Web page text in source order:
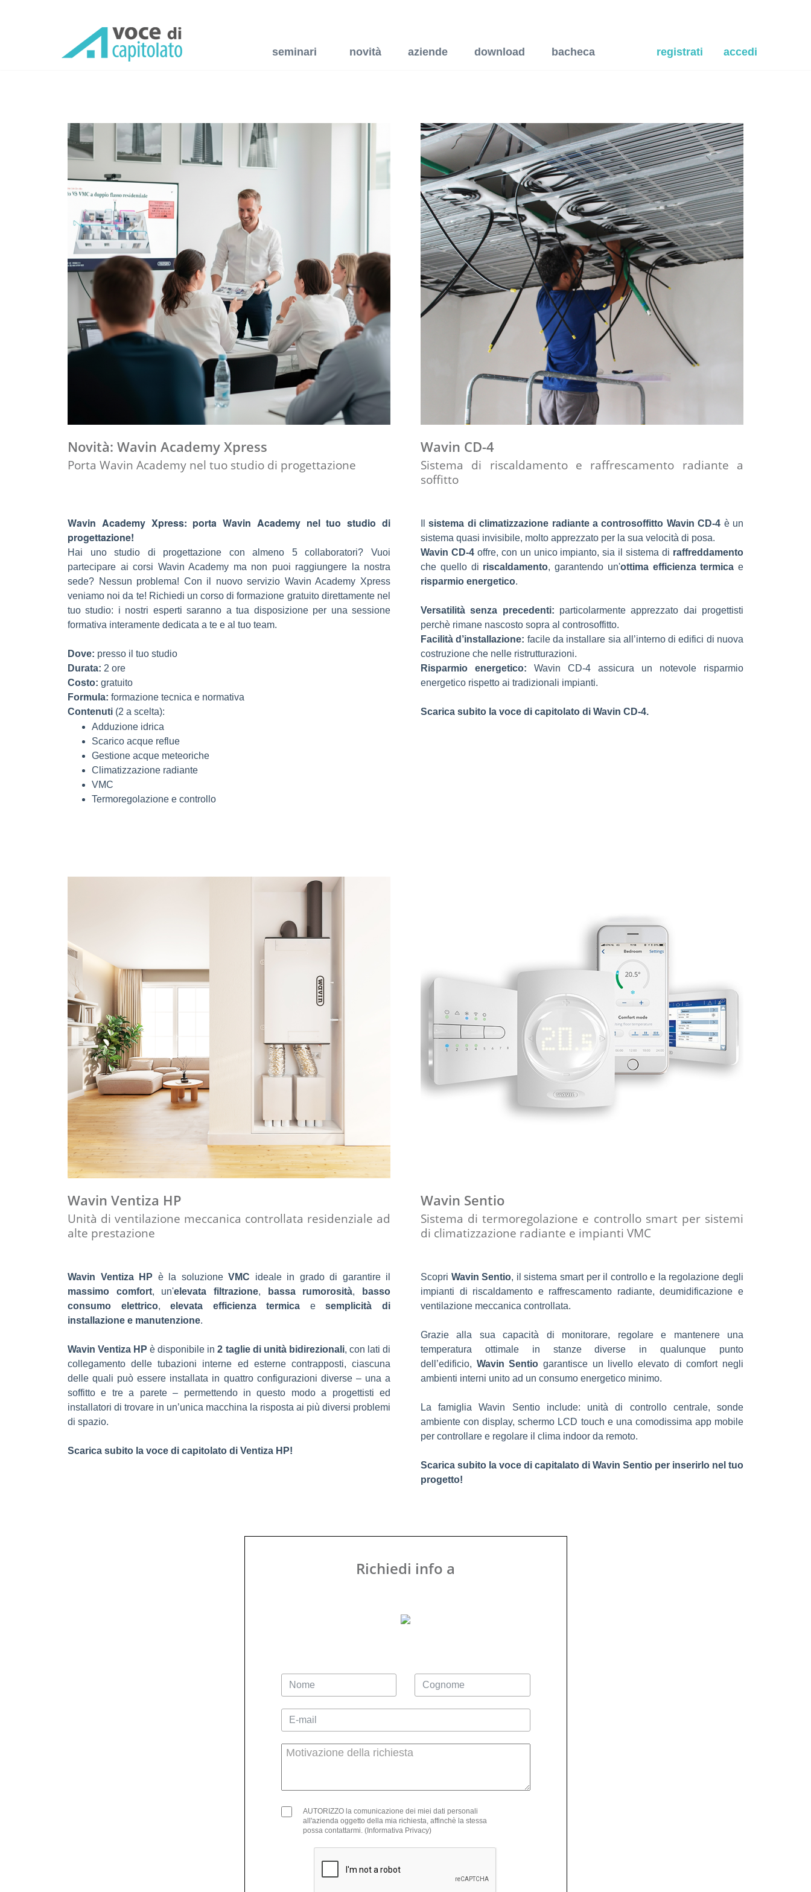
seminari novità aziende download bacheca registrati accedi
Novità: Wavin Academy Xpress
Porta Wavin Academy nel tuo studio di progettazione
Wavin Academy Xpress: porta Wavin Academy nel tuo studio di
progettazione!
Hai uno studio di progettazione con almeno 5 collaboratori? Vuoi
partecipare ai corsi Wavin Academy ma non puoi raggiungere la nostra
sede? Nessun problema! Con il nuovo servizio Wavin Academy Xpress
veniamo noi da te! Richiedi un corso di formazione gratuito direttamente nel
tuo studio: i nostri esperti saranno a tua disposizione per una sessione
formativa interamente dedicata a te e al tuo team.
Dove: presso il tuo studio
Durata: 2 ore
Costo: gratuito
Formula: formazione tecnica e normativa
Contenuti (2 a scelta):
Adduzione idrica
Scarico acque reflue
Gestione acque meteoriche
Climatizzazione radiante
VMC
Termoregolazione e controllo
Wavin CD-4
Sistema di riscaldamento e raffrescamento radiante a
soffitto
Ilsistema di climatizzazione radiante a controsoffitto Wavin CD-4 è un
sistema quasi invisibile, molto apprezzato per la sua velocità di posa.
Wavin CD-4offre, con un unico impianto, sia il sistema di raffreddamento
che quello di riscaldamento, garantendo un'ottima efficienza termica e
risparmio energetico.
Versatilità senza precedenti: particolarmente apprezzato dai progettisti
perchè rimane nascosto sopra al controsoffitto.
Facilità d’installazione: facile da installare sia all’interno di edifici di nuova
costruzione che nelle ristrutturazioni.
Risparmio energetico: Wavin CD-4 assicura un notevole risparmio
energetico rispetto ai tradizionali impianti.
Scarica subito la voce di capitolato di Wavin CD-4.
Wavin Ventiza HP
Unità di ventilazione meccanica controllata residenziale ad
alte prestazione
Wavin Ventiza HP è la soluzione VMC ideale in grado di garantire il
massimo comfort, un'elevata filtrazione, bassa rumorosità, basso
consumo elettrico,elevata efficienza termica esemplicità di
installazione e manutenzione.
Wavin Ventiza HP è disponibile in2 taglie di unità bidirezionali, con lati di
collegamento delle tubazioni interne ed esterne contrapposti, ciascuna
delle quali può essere installata in quattro configurazioni diverse – una a
soffitto e tre a parete – permettendo in questo modo a progettisti ed
installatori di trovare in un’unica macchina la risposta ai più diversi problemi
di spazio.
Scarica subito la voce di capitolato di Ventiza HP!
Wavin Sentio
Sistema di termoregolazione e controllo smart per sistemi
di climatizzazione radiante e impianti VMC
Scopri Wavin Sentio, il sistema smart per il controllo e la regolazione degli
impianti di riscaldamento e raffrescamento radiante, deumidificazione e
ventilazione meccanica controllata.
Grazie alla sua capacità di monitorare, regolare e mantenere una
temperatura ottimale in stanze diverse in qualunque punto
dell’edificio, Wavin Sentio garantisce un livello elevato di comfort negli
ambienti interni unito ad un consumo energetico minimo.
La famiglia Wavin Sentio include: unità di controllo centrale, sonde
ambiente con display, schermo LCD touch e una comodissima app mobile
per controllare e regolare il clima indoor da remoto.
Scarica subito la voce di capitalato di Wavin Sentio per inserirlo nel tuo
progetto!
Richiedi info a
AUTORIZZO la comunicazione dei miei dati personali
all'azienda oggetto della mia richiesta, affinchè la stessa
possa contattarmi. (Informativa Privacy)